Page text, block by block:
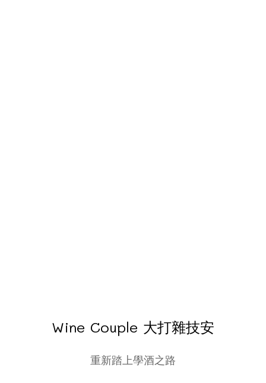
Wine Couple 大打雜技安
重新踏上學酒之路